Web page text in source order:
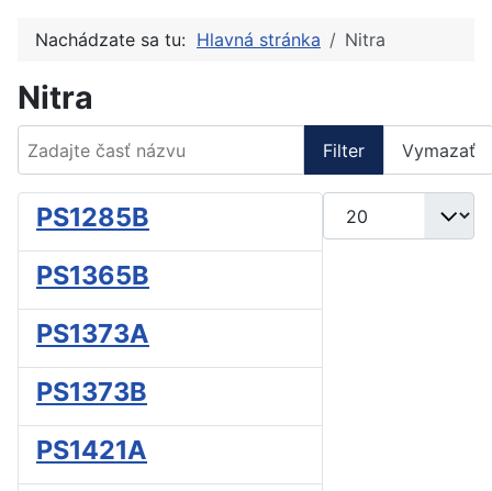
Nachádzate sa tu: Hlavná stránka Nitra
Nitra
Zadajte časť názvu
Filter Vymazať
Zobrazené položky
PS1285B
PS1365B
PS1373A
PS1373B
PS1421A